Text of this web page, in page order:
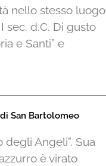
nello stesso luogo
sec. d.C. Di gusto
e Santi” e
San Bartolomeo
degli Angeli”. Sua
è virato